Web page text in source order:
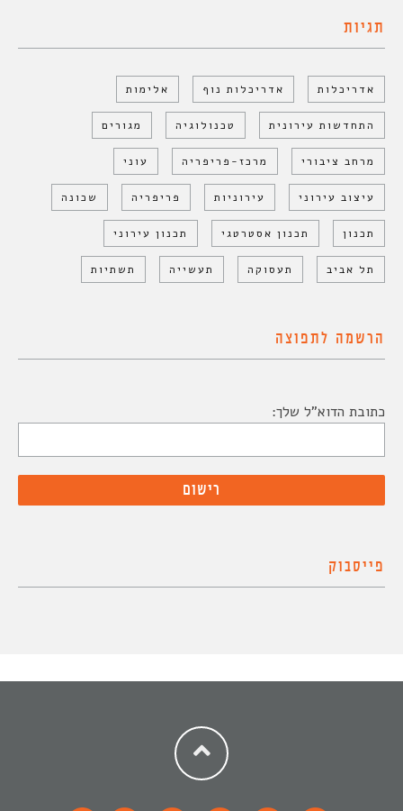
תגיות
אדריכלות אדריכלות נוף אלימות
התחדשות עירונית טכנולוגיה מגורים
מרחב ציבורי מרכז-פריפריה עוני
עיצוב עירוני עירוניות פריפריה שכונה
תכנון תכנון אסטרטגי תכנון עירוני
תל אביב תעסוקה תעשייה תשתיות
הרשמה לתפוצה
כתובת הדוא"ל שלך:
פייסבוק